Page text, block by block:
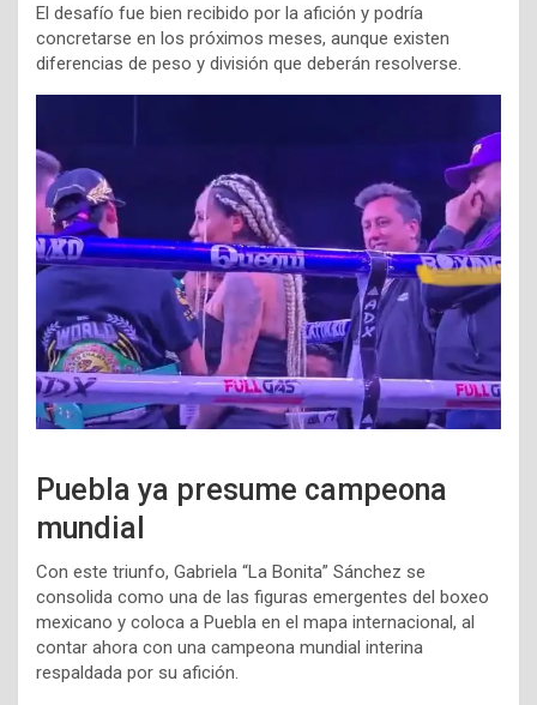
El desafío fue bien recibido por la afición y podría
concretarse en los próximos meses, aunque existen
diferencias de peso y división que deberán resolverse.
Puebla ya presume campeona
mundial
Con este triunfo, Gabriela “La Bonita” Sánchez se
consolida como una de las figuras emergentes del boxeo
mexicano y coloca a Puebla en el mapa internacional, al
contar ahora con una campeona mundial interina
respaldada por su afición.